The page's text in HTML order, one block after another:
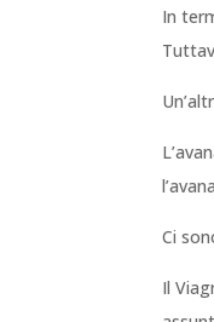
In
Ci
Il